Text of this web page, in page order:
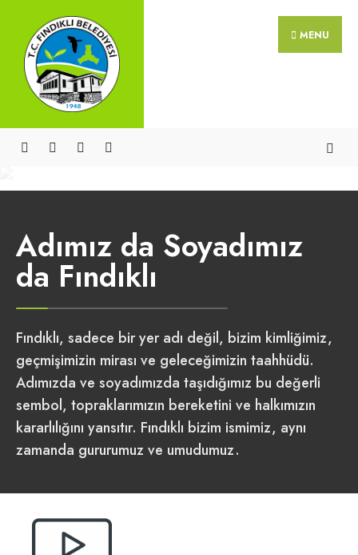
MENU
Adımız da Soyadımız
da Fındıklı
Fındıklı, sadece bir yer adı değil, bizim kimliğimiz,
geçmişimizin mirası ve geleceğimizin taahhüdü.
Adımızda ve soyadımızda taşıdığımız bu değerli
sembol, topraklarımızın bereketini ve halkımızın
kararlılığını yansıtır. Fındıklı bizim ismimiz, aynı
zamanda gururumuz ve umudumuz.